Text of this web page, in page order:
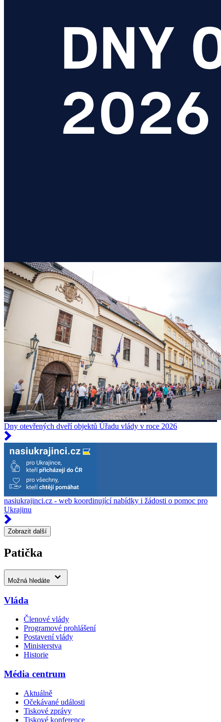
Dny otevřených dveří objektů Úřadu vlády v roce 2026
nasiukrajinci.cz - web koordinující nabídky i žádosti o pomoc pro
Ukrajinu
Zobrazit další
Patička
Možná hledáte
Vláda
Členové vlády
Programové prohlášení
Postavení vlády
Ministerstva
Historie
Média centrum
Aktuálně
Očekávané události
Tiskové zprávy
Tiskové konference